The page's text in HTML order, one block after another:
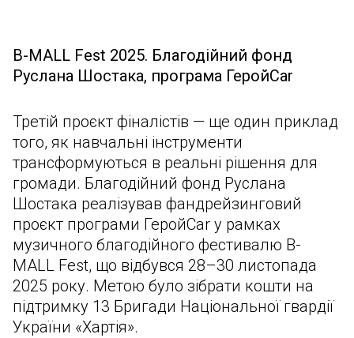
B-MALL Fest 2025. Благодійний фонд
Руслана Шостака, програма ГеройCar
Третій проєкт фіналістів — ще один приклад
того, як навчальні інструменти
трансформуються в реальні рішення для
громади. Благодійний фонд Руслана
Шостака реалізував фандрейзинговий
проєкт програми ГеройCar у рамках
музичного благодійного фестивалю B-
MALL Fest, що відбувся 28–30 листопада
2025 року. Метою було зібрати кошти на
підтримку 13 Бригади Національної гвардії
України «Хартія».